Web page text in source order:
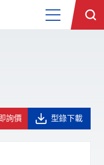
詢價 型錄下載